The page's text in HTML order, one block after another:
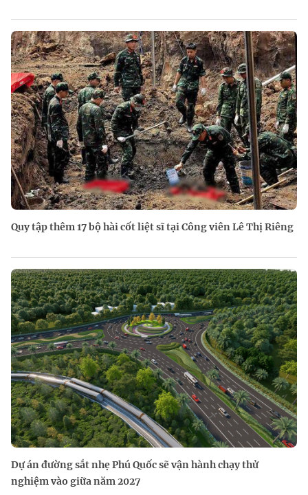
Quy tập thêm 17 bộ hài cốt liệt sĩ tại Công viên Lê Thị Riêng
Dự án đường sắt nhẹ Phú Quốc sẽ vận hành chạy thử
nghiệm vào giữa năm 2027